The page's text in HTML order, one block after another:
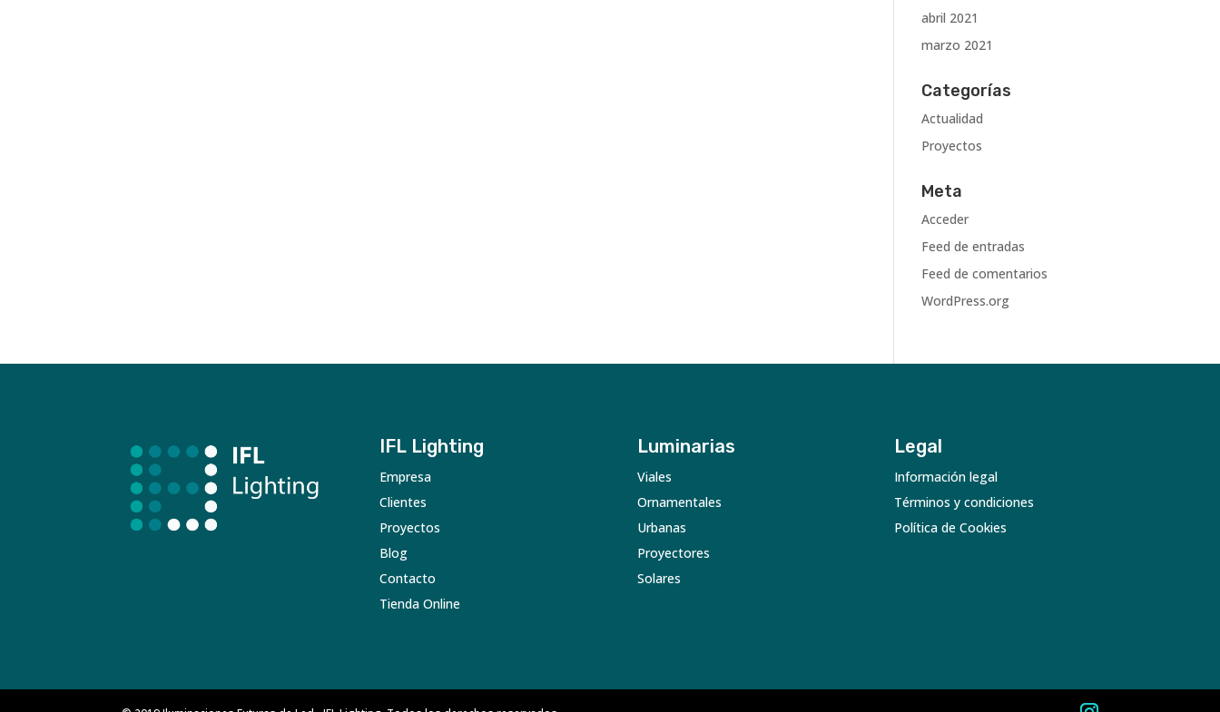
abril 2021
marzo 2021
Categorías
Actualidad
Proyectos
Meta
Acceder
Feed de entradas
Feed de comentarios
WordPress.org
IFL Lighting
Empresa
Clientes
Proyectos
Blog
Contacto
Tienda Online
Luminarias
Viales
Ornamentales
Urbanas
Proyectores
Solares
Legal
Información legal
Términos y condiciones
Política de Cookies